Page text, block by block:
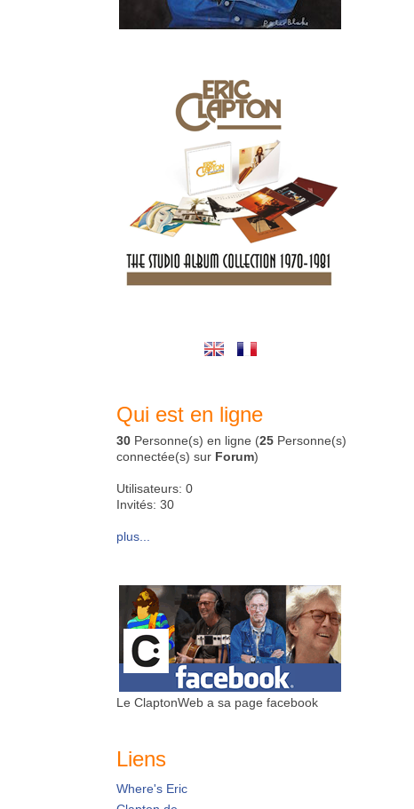
Qui est en ligne
30 Personne(s) en ligne (25 Personne(s)
connectée(s) sur Forum)
Utilisateurs: 0
Invités: 30
plus...
Le ClaptonWeb a sa page facebook
Liens
Where's Eric